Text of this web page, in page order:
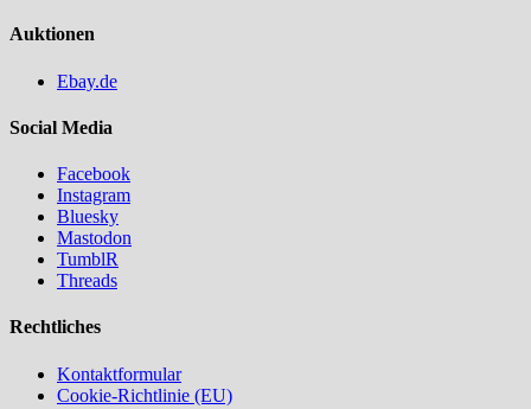
Auktionen
Ebay.de
Social Media
Facebook
Instagram
Bluesky
Mastodon
TumblR
Threads
Rechtliches
Kontaktformular
Cookie-Richtlinie (EU)